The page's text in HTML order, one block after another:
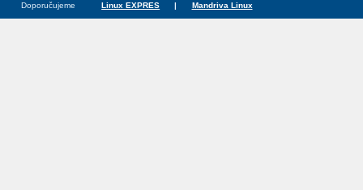
Doporučujeme Linux EXPRES | Mandriva Linux